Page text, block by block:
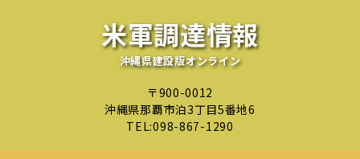
米軍調達情報
沖縄県建設版オンライン
〒900-0012
沖縄県那覇市泊3丁目5番地6
TEL:098-867-1290